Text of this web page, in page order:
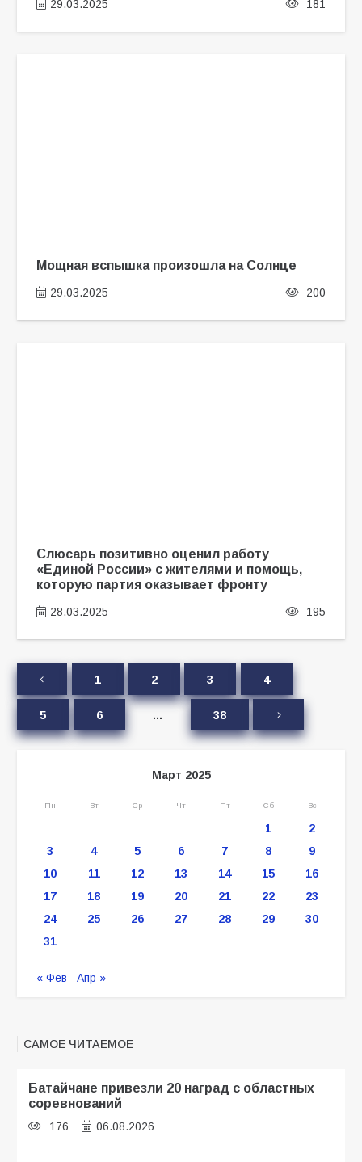
29.03.2025 181
Мощная вспышка произошла на Солнце
29.03.2025 200
Слюсарь позитивно оценил работу
«Единой России» с жителями и помощь,
которую партия оказывает фронту
28.03.2025 195
1 2 3 4
5 6 … 38
Март 2025
Пн Вт Ср Чт Пт Сб Вс
1
2
3
4 5 6 7 8
9
10
11 12 13 14 15
16
17
18 19 20 21 22
23
24
25 26 27 28 29
30
31
« Фев Апр »
САМОЕ ЧИТАЕМОЕ
Батайчане привезли 20 наград с областных
соревнований
176 06.08.2026